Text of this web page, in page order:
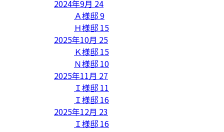
2024年9月 24
Ａ様邸9
Ｈ様邸 15
2025年10月 25
Ｋ様邸 15
Ｎ様邸 10
2025年11月 27
Ｉ様邸 11
Ｉ様邸 16
2025年12月 23
Ｉ様邸 16